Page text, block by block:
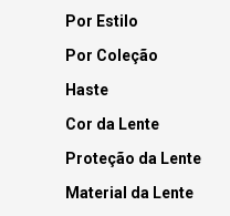
Por Estilo
Por Coleção
Haste
Cor da Lente
Proteção da Lente
Material da Lente